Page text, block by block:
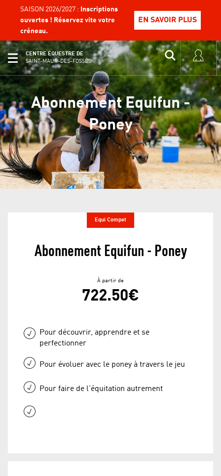
SAISON 2026/2027 :
Inscriptions
ouvertes ! Réservez vite votre
créneau.
EN SAVOIR PLUS
CENTRE ÉQUESTRE DE
SAINT-MAUR-DES-FOSSÉS
Abonnement Equifun -
Poney
Equi Compet
Abonnement Equifun - Poney
À partir de
722.50€
Pour découvrir, apprendre et se
perfectionner
Pour évoluer avec le poney à travers le jeu
Pour faire de l'équitation autrement